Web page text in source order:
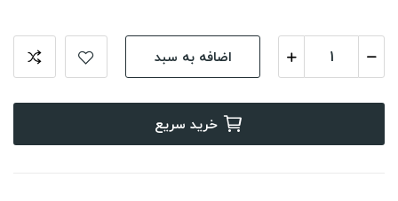
اضافه به سبد
خرید سریع